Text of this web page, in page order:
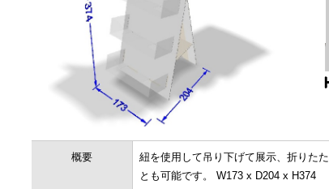
概要
紐を使用して吊り下げて展示、折りた
とも可能です。 W173 x D204 x H374